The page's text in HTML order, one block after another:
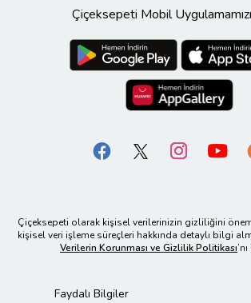
Çiçeksepeti Mobil
Çiçeksepeti olarak kişisel verilerinizin gizliliğini
kişisel veri işleme süreçleri hakkında detaylı bilgi
Verilerin Korunması ve Gizlilik Politikası
Faydalı Bilgiler